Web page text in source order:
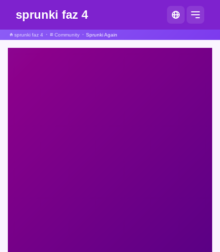
sprunki faz 4
sprunki faz 4 Community Sprunki Again